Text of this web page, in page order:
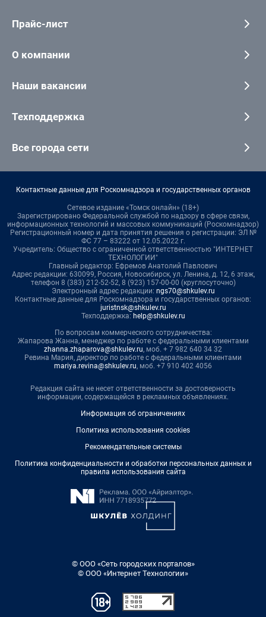
Прайс-лист
О компании
Наши вакансии
Техподдержка
Все города сети
Контактные данные для Роскомнадзора и государственных органов
Сетевое издание «Томск онлайн» (18+)
Зарегистрировано Федеральной службой по надзору в сфере связи,
информационных технологий и массовых коммуникаций (Роскомнадзор)
Регистрационный номер и дата принятия решения о регистрации: ЭЛ №
ФС 77 – 83222 от 12.05.2022 г.
Учредитель: Общество с ограниченной ответственностью "ИНТЕРНЕТ
ТЕХНОЛОГИИ"
Главный редактор: Ефремов Анатолий Павлович
Адрес редакции: 630099, Россия, Новосибирск, ул. Ленина, д. 12, 6 этаж,
телефон 8 (383) 212-52-52, 8 (923) 157-00-00 (круглосуточно)
Электронный адрес редакции: ngs70@shkulev.ru
Контактные данные для Роскомнадзора и государственных органов:
juristnsk@shkulev.ru
Техподдержка: help@shkulev.ru
По вопросам коммерческого сотрудничества:
Жапарова Жанна, менеджер по работе с федеральными клиентами
zhanna.zhaparova@shkulev.ru, моб. + 7 982 640 34 32
Ревина Мария, директор по работе с федеральными клиентами
mariya.revina@shkulev.ru, моб. +7 910 402 4056
Редакция сайта не несет ответственности за достоверность
информации, содержащейся в рекламных объявлениях.
Информация об ограничениях
Политика использования cookies
Рекомендательные системы
Политика конфиденциальности и обработки персональных данных и
правила использования сайта
© ООО «Сеть городских порталов»
© ООО «Интернет Технологии»